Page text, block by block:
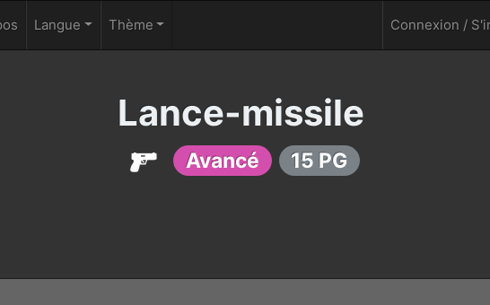
Langue Thème Connexion /
Lance-missile
Avancé 15 PG